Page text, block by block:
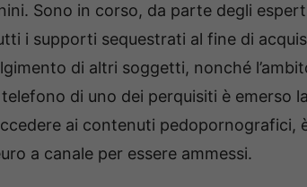
Sono in corso, da parte degli
i supporti sequestrati al fine di
di altri soggetti, nonché
di uno dei perquisiti è emerso la
ai contenuti pedopornografici,
a canale per essere ammessi.